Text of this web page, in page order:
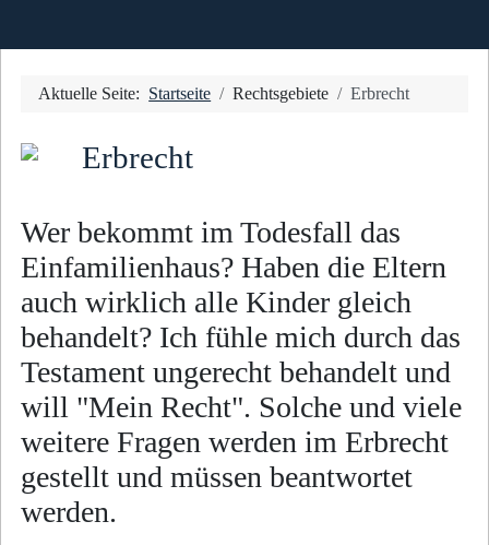
Aktuelle Seite: Startseite Rechtsgebiete Erbrecht
Erbrecht
Wer bekommt im Todesfall das
Einfamilienhaus? Haben die Eltern
auch wirklich alle Kinder gleich
behandelt? Ich fühle mich durch das
Testament ungerecht behandelt und
will "Mein Recht". Solche und viele
weitere Fragen werden im Erbrecht
gestellt und müssen beantwortet
werden.